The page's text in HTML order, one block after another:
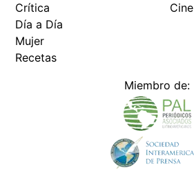
Crítica
Día a Día
Mujer
Recetas
Cine
Miembro de: